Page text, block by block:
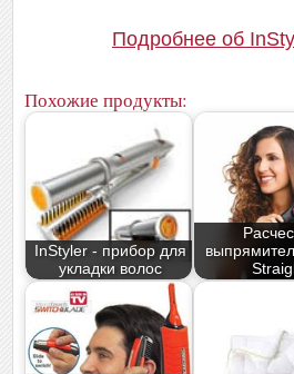
Подробнее об
Похожие продукты:
InStyler - прибор для
укладки волос